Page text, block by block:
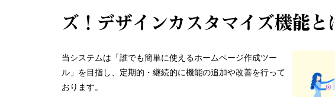
ズ！デザインカスタマイズ機能と
当システムは「誰でも簡単に使えるホームページ作成ツー
ル」を目指し、定期的・継続的に機能の追加や改善を行って
おります。